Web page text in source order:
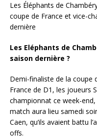
Les Éléphants de
coupe de France et vice-
dernière
Les Eléphants de
saison dernière ?
Demi-finaliste de la coupe
France de D1, les joueurs
championnat ce week-
match aura lieu samedi
Caen, qu’ils avaient battu
offs.